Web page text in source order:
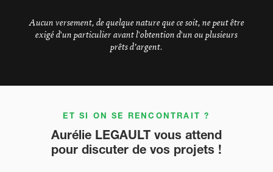
Aucun versement, de quelque nature que ce soit, ne peut être
exigé d'un particulier avant l'obtention d'un ou plusieurs
prêts d’argent.
ET SI ON SE RENCONTRAIT ?
Aurélie LEGAULT vous attend
pour discuter de vos projets !